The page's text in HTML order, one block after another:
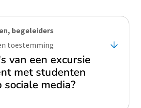
begeleiders
toestemming
van een excursie
met studenten
media?